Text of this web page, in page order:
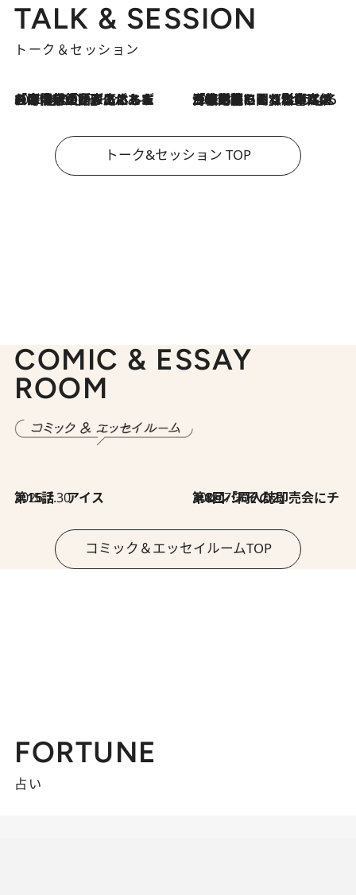
TALK & SESSION
トーク＆セッション
2026.8.3
「今後値上げがあるとすれば…」「リスクがあるのは今年の冬」エネルギー専門家が語る、ホルムズ海峡封鎖が家庭にもたらす“ある心配” 2026.8.3
「住宅建てられない…」「サーチャージ料の高値が続いている」ホルムズ海峡封鎖による影響はいつまで続く？《エネルギー専門家に聞く“どうなる日本の暮らし”》
トーク&セッション TOP
COMIC & ESSAY
ROOM
2026.7.30
第15話 アイス 2026.7.30
第8回「同人誌即売会にチャレンジ その2」
コミック＆エッセイルームTOP
FORTUNE
占い